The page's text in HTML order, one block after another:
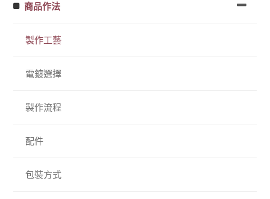
商品作法
製作工藝
電鍍選擇
製作流程
配件
包裝方式